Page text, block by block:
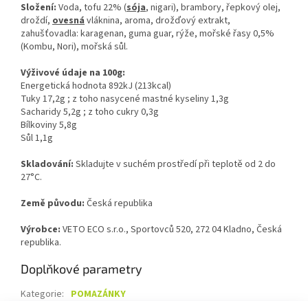
Složení: Voda, tofu 22% (sója, nigari), brambory, řepkový olej,
droždí, ovesnávláknina, aroma, drožďový extrakt,
zahušťovadla: karagenan, guma guar, rýže, mořské řasy 0,5%
(Kombu, Nori), mořská sůl.
Výživové údaje na 100g:
Energetická hodnota 892kJ (213kcal)
Tuky 17,2g ; z toho nasycené mastné kyseliny 1,3g
Sacharidy 5,2g ; z toho cukry 0,3g
Bílkoviny 5,8g
Sůl 1,1g
Skladování: Skladujte v suchém prostředí při teplotě od 2 do
27°C.
Země původu: Česká republika
Výrobce: VETO ECO s.r.o., Sportovců 520, 272 04 Kladno, Česká
republika.
Doplňkové parametry
Kategorie: POMAZÁNKY